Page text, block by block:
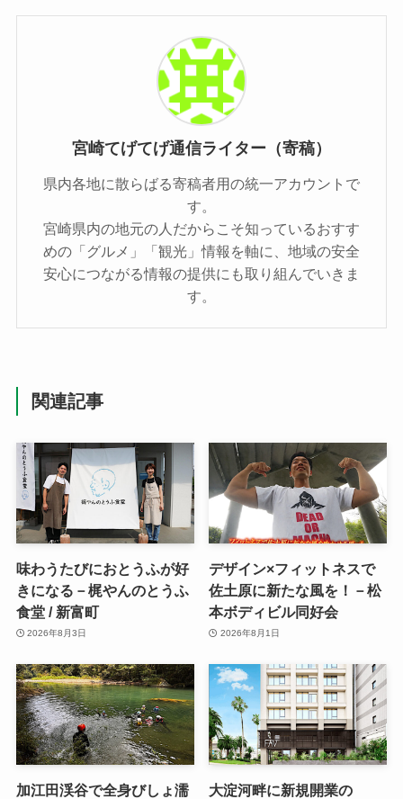
宮崎てげてげ通信ライター（寄稿）
県内各地に散らばる寄稿者用の統一アカウントで
す。
宮崎県内の地元の人だからこそ知っているおすす
めの「グルメ」「観光」情報を軸に、地域の安全
安心につながる情報の提供にも取り組んでいきま
す。
関連記事
味わうたびにおとうふが好
きになる－梶やんのとうふ
食堂 / 新富町
2026年8月3日
デザイン×フィットネスで
佐土原に新たな風を！－松
本ボディビル同好会
2026年8月1日
加江田渓谷で全身びしょ濡
大淀河畔に新規開業の